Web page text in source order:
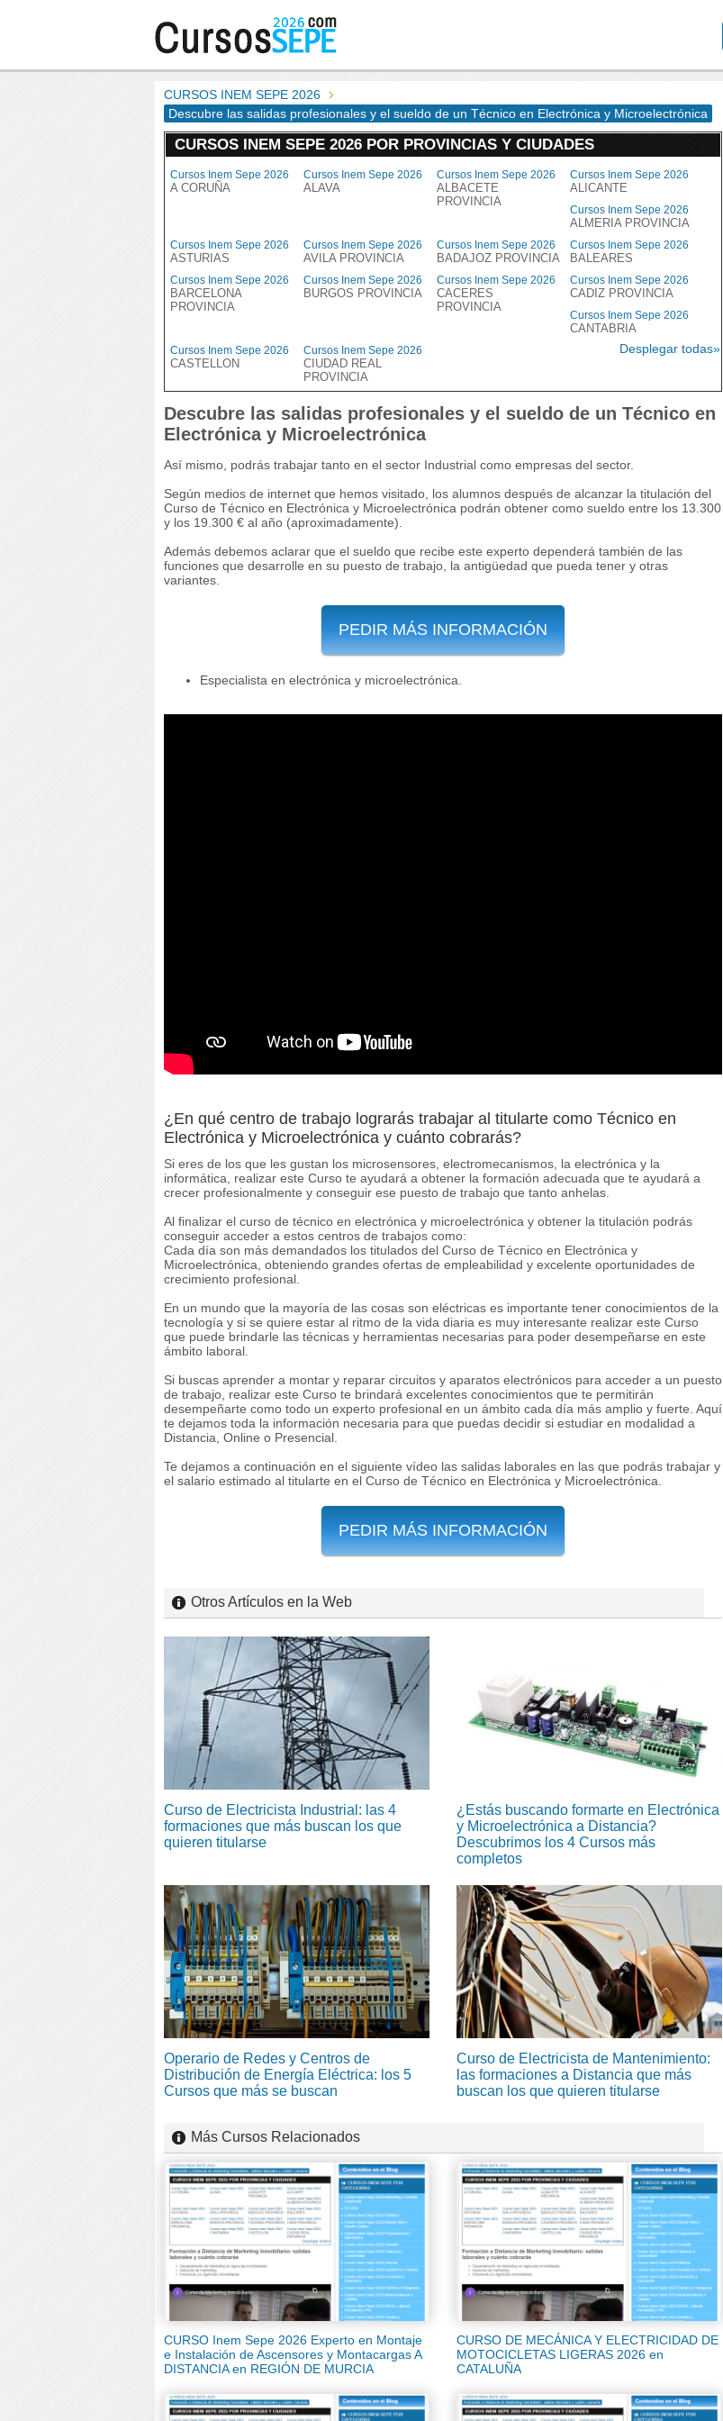
CURSOS INEM SEPE 2026
Descubre las salidas profesionales y el sueldo de un Técnico en Electrónica y Microelectrónica
CURSOS INEM SEPE 2026 POR PROVINCIAS Y CIUDADES
Cursos Inem Sepe 2026
A CORUÑA
Cursos Inem Sepe 2026
ALAVA
Cursos Inem Sepe 2026
ALBACETE
PROVINCIA
Cursos Inem Sepe 2026
ALICANTE
Cursos Inem Sepe 2026
ALMERIA PROVINCIA
Cursos Inem Sepe 2026
ASTURIAS
Cursos Inem Sepe 2026
AVILA PROVINCIA
Cursos Inem Sepe 2026
BADAJOZ PROVINCIA
Cursos Inem Sepe 2026
BALEARES
Cursos Inem Sepe 2026
BARCELONA
PROVINCIA
Cursos Inem Sepe 2026
BURGOS PROVINCIA
Cursos Inem Sepe 2026
CACERES
PROVINCIA
Cursos Inem Sepe 2026
CADIZ PROVINCIA
Cursos Inem Sepe 2026
CANTABRIA
Cursos Inem Sepe 2026
CASTELLON
Cursos Inem Sepe 2026
CIUDAD REAL
PROVINCIA
Desplegar todas»
Descubre las salidas profesionales y el sueldo de un Técnico en
Electrónica y Microelectrónica
Así mismo, podrás trabajar tanto en el sector Industrial como empresas del sector.
Según medios de internet que hemos visitado, los alumnos después de alcanzar la titulación del
Curso de Técnico en Electrónica y Microelectrónica podrán obtener como sueldo entre los 13.300
y los 19.300 € al año (aproximadamente).
Además debemos aclarar que el sueldo que recibe este experto dependerá también de las
funciones que desarrolle en su puesto de trabajo, la antigüedad que pueda tener y otras
variantes.
PEDIR MÁS INFORMACIÓN
Especialista en electrónica y microelectrónica.
¿En qué centro de trabajo lograrás trabajar al titularte como Técnico en
Electrónica y Microelectrónica y cuánto cobrarás?
Si eres de los que les gustan los microsensores, electromecanismos, la electrónica y la
informática, realizar este Curso te ayudará a obtener la formación adecuada que te ayudará a
crecer profesionalmente y conseguir ese puesto de trabajo que tanto anhelas.
Al finalizar el curso de técnico en electrónica y microelectrónica y obtener la titulación podrás
conseguir acceder a estos centros de trabajos como:
Cada día son más demandados los titulados del Curso de Técnico en Electrónica y
Microelectrónica, obteniendo grandes ofertas de empleabilidad y excelente oportunidades de
crecimiento profesional.
En un mundo que la mayoría de las cosas son eléctricas es importante tener conocimientos de la
tecnología y si se quiere estar al ritmo de la vida diaria es muy interesante realizar este Curso
que puede brindarle las técnicas y herramientas necesarias para poder desempeñarse en este
ámbito laboral.
Si buscas aprender a montar y reparar circuitos y aparatos electrónicos para acceder a un puesto
de trabajo, realizar este Curso te brindará excelentes conocimientos que te permitirán
desempeñarte como todo un experto profesional en un ámbito cada día más amplio y fuerte. Aquí
te dejamos toda la información necesaria para que puedas decidir si estudiar en modalidad a
Distancia, Online o Presencial.
Te dejamos a continuación en el siguiente vídeo las salidas laborales en las que podrás trabajar y
el salario estimado al titularte en el Curso de Técnico en Electrónica y Microelectrónica.
PEDIR MÁS INFORMACIÓN
Otros Artículos en la Web
Curso de Electricista Industrial: las 4
formaciones que más buscan los que
quieren titularse
¿Estás buscando formarte en Electrónica
y Microelectrónica a Distancia?
Descubrimos los 4 Cursos más
completos
Operario de Redes y Centros de
Distribución de Energía Eléctrica: los 5
Cursos que más se buscan
Curso de Electricista de Mantenimiento:
las formaciones a Distancia que más
buscan los que quieren titularse
Más Cursos Relacionados
CURSO Inem Sepe 2026 Experto en Montaje
e Instalación de Ascensores y Montacargas A
DISTANCIA en REGIÓN DE MURCIA
CURSO DE MECÁNICA Y ELECTRICIDAD DE
MOTOCICLETAS LIGERAS 2026 en
CATALUÑA